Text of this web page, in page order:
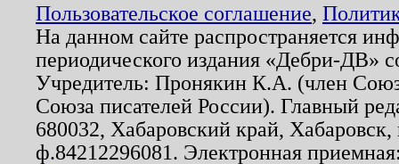
Пользовательское соглашение,
На данном сайте распространяется
периодического издания «Дебри-ДВ»
Учредитель: Пронякин К.А. (член
Союза писателей России). Главный
680032, Хабаровский край,
ф.84212296081. Электронная